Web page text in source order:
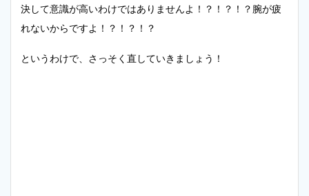
決して意識が高いわけではありませんよ！？！？！？腕が疲
れないからですよ！？！？！？
というわけで、さっそく直していきましょう！